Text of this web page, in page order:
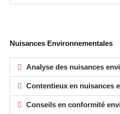
Nuisances Environnementales
Analyse des nuisances
Contentieux en nuisances
Conseils en conformité